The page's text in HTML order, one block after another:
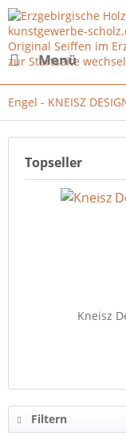
Menü
Engel - KNEISZ
Topseller
Kneisz
Filtern